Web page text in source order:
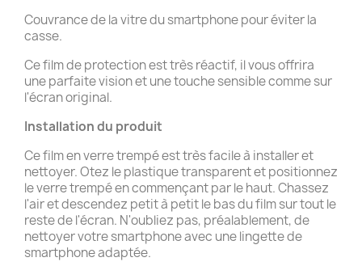
Couvrance de la vitre du smartphone pour éviter la
casse.
Ce film de protection est très réactif, il vous offrira
une parfaite vision et une touche sensible comme sur
l'écran original.
Installation du produit
Ce film en verre trempé est très facile à installer et
nettoyer. Otez le plastique transparent et positionnez
le verre trempé en commençant par le haut. Chassez
l'air et descendez petit à petit le bas du film sur tout le
reste de l'écran. N'oubliez pas, préalablement, de
nettoyer votre smartphone avec une lingette de
smartphone adaptée.